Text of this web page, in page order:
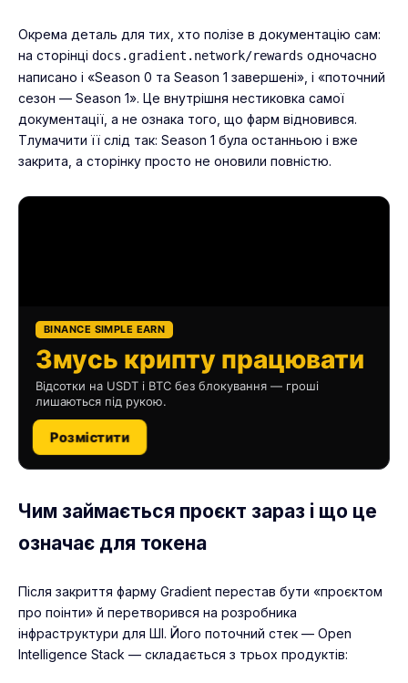
Окрема деталь для тих, хто полізе в документацію сам:
на сторінці docs.gradient.network/rewards одночасно
написано і «Season 0 та Season 1 завершені», і «поточний
сезон — Season 1». Це внутрішня нестиковка самої
документації, а не ознака того, що фарм відновився.
Тлумачити її слід так: Season 1 була останньою і вже
закрита, а сторінку просто не оновили повністю.
BINANCE SIMPLE EARN
Змусь крипту працювати
Відсотки на USDT і BTC без блокування — гроші
лишаються під рукою.
Розмістити
Чим займається проєкт зараз і що це
означає для токена
Після закриття фарму Gradient перестав бути «проєктом
про поінти» й перетворився на розробника
інфраструктури для ШІ. Його поточний стек — Open
Intelligence Stack — складається з трьох продуктів: